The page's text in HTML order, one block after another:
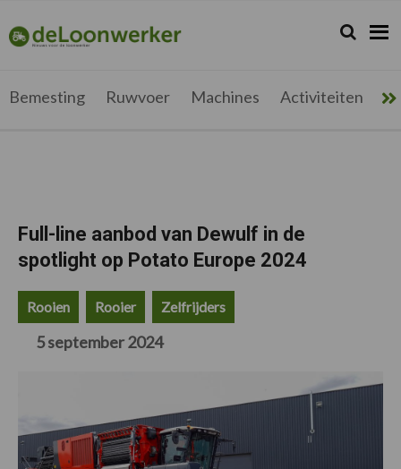
de
hoofdnavigatie
de
hoofd
de
eerste
de
voettekst
deloonwerker.be Zoeken...
Zoek
Bemesting Ruwvoer Machines Activiteiten
Full-line aanbod van Dewulf in de
spotlight op Potato Europe 2024
Rooien Rooier Zelfrijders
5 september 2024